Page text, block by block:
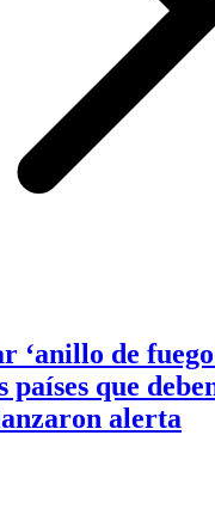
‘anillo de
países que
alerta